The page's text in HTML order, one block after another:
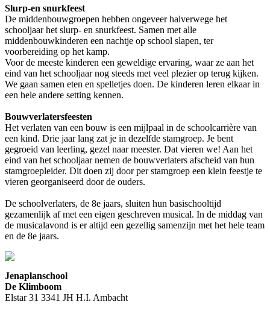
Slurp-en snurkfeest
De middenbouwgroepen hebben ongeveer halverwege het
schooljaar het slurp- en snurkfeest. Samen met alle
middenbouwkinderen een nachtje op school slapen, ter
voorbereiding op het kamp.
Voor de meeste kinderen een geweldige ervaring, waar ze aan het
eind van het schooljaar nog steeds met veel plezier op terug kijken.
We gaan samen eten en spelletjes doen. De kinderen leren elkaar in
een hele andere setting kennen.
Bouwverlatersfeesten
Het verlaten van een bouw is een mijlpaal in de schoolcarrière van
een kind. Drie jaar lang zat je in dezelfde stamgroep. Je bent
gegroeid van leerling, gezel naar meester. Dat vieren we! Aan het
eind van het schooljaar nemen de bouwverlaters afscheid van hun
stamgroepleider. Dit doen zij door per stamgroep een klein feestje te
vieren georganiseerd door de ouders.
De schoolverlaters, de 8e jaars, sluiten hun basischooltijd
gezamenlijk af met een eigen geschreven musical. In de middag van
de musicalavond is er altijd een gezellig samenzijn met het hele team
en de 8e jaars.
Jenaplanschool
De Klimboom
Elstar 31 3341 JH H.I. Ambacht